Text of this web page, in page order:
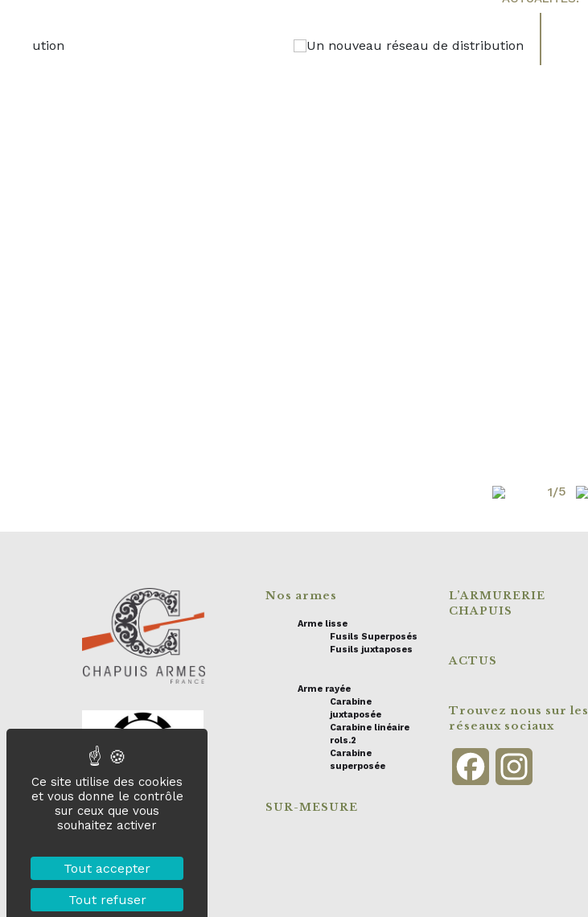
Nos armes
Arme lisse
Fusils Superposés
Fusils juxtaposes
Arme rayée
Carabine
juxtaposée
Carabine linéaire
rols.2
Carabine
superposée
SUR-MESURE
L’ARMURERIE
CHAPUIS
ACTUS
Trouvez nous sur les
réseaux sociaux
Facebook
Ce site utilise des cookies
et vous donne le contrôle
sur ceux que vous
souhaitez activer
Tout accepter
Tout refuser